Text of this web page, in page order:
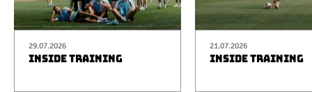
29.07.2026
INSIDE TRAINING
21.07.2026
INSIDE TRAINING